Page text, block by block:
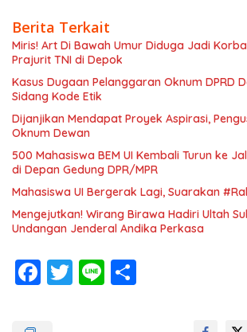
Berita Terkait
Miris! Art Di Bawah Umur Diduga Jadi
Prajurit TNI di Depok
Kasus Dugaan Pelanggaran Oknum DPRD
Sidang Kode Etik
Dijanjikan Mendapat Proyek Aspirasi,
Oknum Dewan
500 Mahasiswa BEM UI Kembali Turun ke
di Depan Gedung DPR/MPR
Mahasiswa UI Bergerak Lagi, Suarakan
Mengejutkan! Wirang Birawa Hadiri Ultah
Undangan Jenderal Andika Perkasa
F T Li